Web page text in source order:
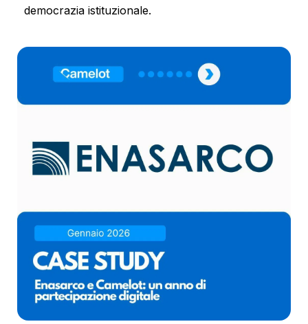
democrazia istituzionale.